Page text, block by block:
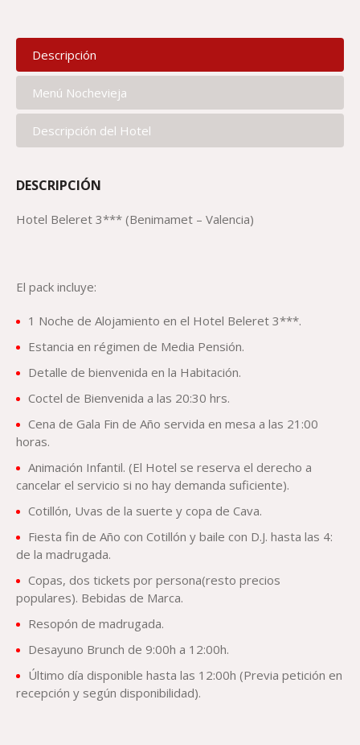
Descripción
Menú Nochevieja
Descripción del Hotel
DESCRIPCIÓN
Hotel Beleret 3*** (Benimamet – Valencia)
El pack incluye:
1 Noche de Alojamiento en el Hotel Beleret 3***.
Estancia en régimen de Media Pensión.
Detalle de bienvenida en la Habitación.
Coctel de Bienvenida a las 20:30 hrs.
Cena de Gala Fin de Año servida en mesa a las 21:00
horas.
Animación Infantil. (El Hotel se reserva el derecho a
cancelar el servicio si no hay demanda suficiente).
Cotillón, Uvas de la suerte y copa de Cava.
Fiesta fin de Año con Cotillón y baile con D.J. hasta las 4:
de la madrugada.
Copas, dos tickets por persona(resto precios
populares). Bebidas de Marca.
Resopón de madrugada.
Desayuno Brunch de 9:00h a 12:00h.
Último día disponible hasta las 12:00h (Previa petición en
recepción y según disponibilidad).